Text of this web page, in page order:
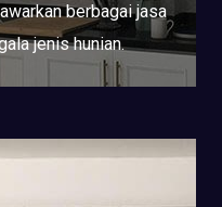
berbagai jasa
jenis hunian.